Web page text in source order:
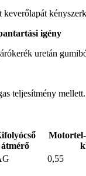
igény
uretán
teljesítmény
átmérő
0,55